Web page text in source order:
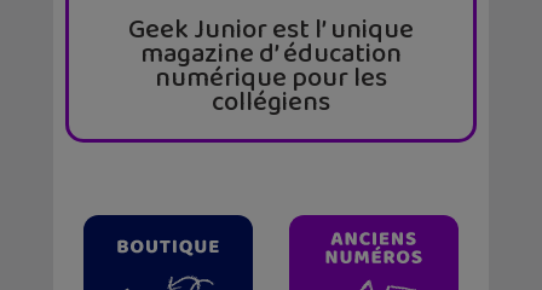
Geek Junior est l’ unique
magazine d’ éducation
numérique pour les
collégiens